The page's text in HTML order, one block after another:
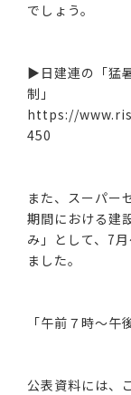
でしょう。
▶日建連の「猛
制」
https://
450
また、スーパー
期間における建
み」として、7
ました。
「午前７時～午
公表資料には、